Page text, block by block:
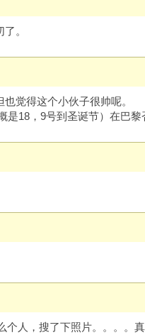
。
觉得这个小伙子很帅呢。
是18，9号到圣诞节）在巴
个人，搜了下照片。。。。